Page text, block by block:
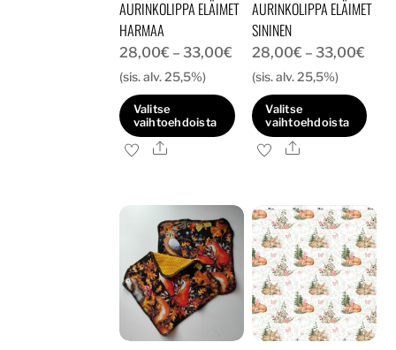
sivulla.
AURINKOLIPPA ELÄIMET
HARMAA
28,00€ – 33,00€ Hintaluokka:
28,00€
33,00€
(sis. alv. 25,5%)
Valitse
vaihtoehdoista
Tällä
useampi
muunnelma.
Voit
tehdä
valinnat
tuotteen
Ale
AURINKOLIPPA ELÄIMET
SININEN
28,00€ – 33,00€
(sis. alv. 25,5%)
Valitse
vaihtoehdoista
Tällä
useampi
muunnelma.
Voit
tehdä
valinnat
tuotteen
Ale